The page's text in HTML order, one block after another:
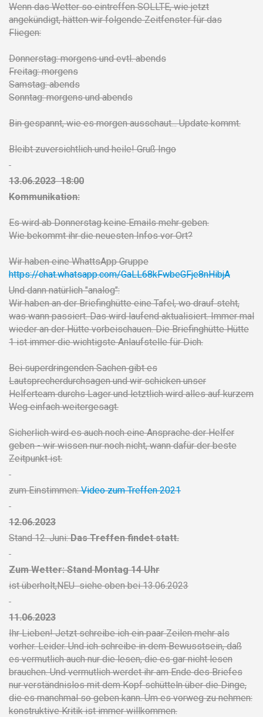
Wenn das Wetter so eintreffen SOLLTE, wie jetzt
angekündigt, hätten wir folgende Zeitfenster für das
Fliegen:
Donnerstag: morgens und evtl. abends
Freitag: morgens
Samstag: abends
Sonntag: morgens und abends
Bin gespannt, wie es morgen ausschaut... Update kommt.
Bleibt zuversichtlich und heile! Gruß Ingo
13.06.2023 18:00
Kommunikation:
Es wird ab Donnerstag keine Emails mehr geben.
Wie bekommt ihr die neuesten Infos vor Ort?
Wir haben eine WhattsApp Gruppe
https://chat.whatsapp.com/GaLL68kFwbeGFje8nHibjA
Und dann natürlich "analog":
Wir haben an der Briefinghütte eine Tafel, wo drauf steht,
was wann passiert. Das wird laufend aktualisiert. Immer mal
wieder an der Hütte vorbeischauen. Die Briefinghütte Hütte
1 ist immer die wichtigste Anlaufstelle für Dich.
Bei superdringenden Sachen gibt es
Lautsprecherdurchsagen und wir schicken unser
Helferteam durchs Lager und letztlich wird alles auf kurzem
Weg einfach weitergesagt.
Sicherlich wird es auch noch eine Ansprache der Helfer
geben - wir wissen nur noch nicht, wann dafür der beste
Zeitpunkt ist.
zum Einstimmen:Video zum Treffen 2021
12.06.2023
Stand 12. Juni:Das Treffen findet statt.
Zum Wetter: Stand Montag 14 Uhr
ist überholt,NEU siehe oben bei 13.06.2023
11.06.2023
Ihr Lieben! Jetzt schreibe ich ein paar Zeilen mehr als
vorher. Leider. Und ich schreibe in dem Bewusstsein, daß
es vermutlich auch nur die lesen, die es gar nicht lesen
brauchen. Und vermutlich werdet ihr am Ende des Briefes
nur verständnislos mit dem Kopf schütteln über die Dinge,
die es manchmal so geben kann. Um es vorweg zu nehmen:
konstruktive Kritik ist immer willkommen.